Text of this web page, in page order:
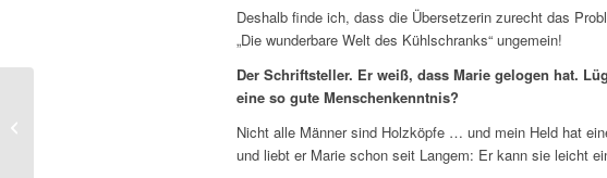
Deshalb finde ich, dass die Übersetzerin zurecht das
„Die wunderbare Welt des Kühlschranks“ ungemein!
Der Schriftsteller. Er weiß, dass Marie gelogen hat.
eine so gute Menschenkenntnis?
Nicht alle Männer sind Holzköpfe … und mein Held hat
und liebt er Marie schon seit Langem: Er kann sie leicht